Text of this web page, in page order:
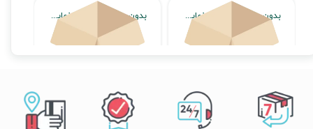
بدون محصول جهت نمایش
اتمام موجودی
بدون محصول جهت نمایش
اتمام موجودی